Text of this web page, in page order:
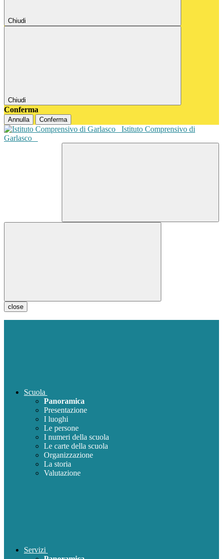
Chiudi
Chiudi
Conferma
Annulla Conferma
Istituto Comprensivo di
Garlasco
close
Scuola
Panoramica
Presentazione
I luoghi
Le persone
I numeri della scuola
Le carte della scuola
Organizzazione
La storia
Valutazione
Servizi